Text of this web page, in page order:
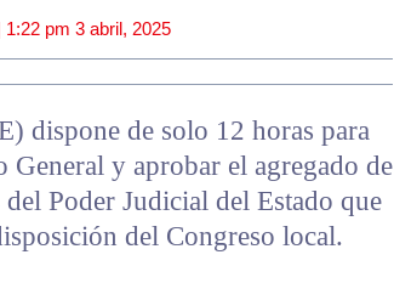
1:22 pm 3 abril, 2025
dispone de solo 12 horas para
General y aprobar el agregado de
Poder Judicial del Estado que
del Congreso local.